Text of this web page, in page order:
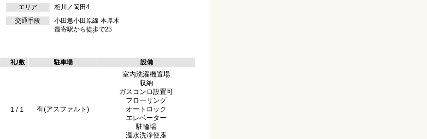
エリア
相川／岡田4
交通手段
小田急小田原線 本厚木
最寄駅から徒歩で23
礼/敷 駐車場 設備
1 / 1 有(アスファルト)
室内洗濯機置場
収納
ガスコンロ設置可
フローリング
オートロック
エレベーター
駐輪場
温水洗浄便座